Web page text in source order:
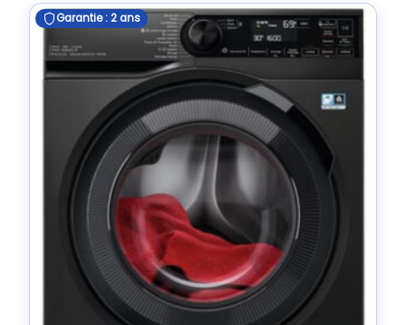
Garantie : 2 ans